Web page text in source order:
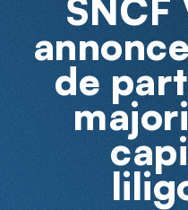
SNCF
de